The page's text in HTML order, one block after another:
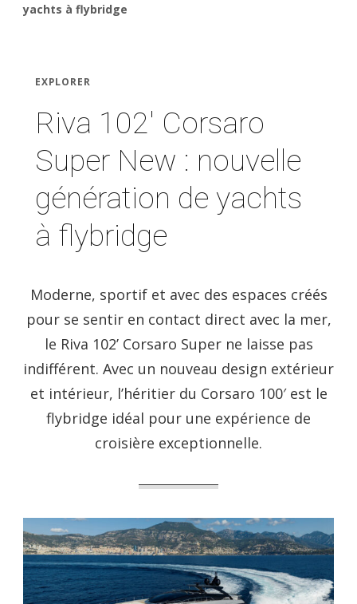
yachts à flybridge
EXPLORER
Riva 102′ Corsaro
Super New : nouvelle
génération de yachts
à flybridge
Moderne, sportif et avec des espaces créés
pour se sentir en contact direct avec la mer,
le Riva 102’ Corsaro Super ne laisse pas
indifférent. Avec un nouveau design extérieur
et intérieur, l’héritier du Corsaro 100′ est le
flybridge idéal pour une expérience de
croisière exceptionnelle.